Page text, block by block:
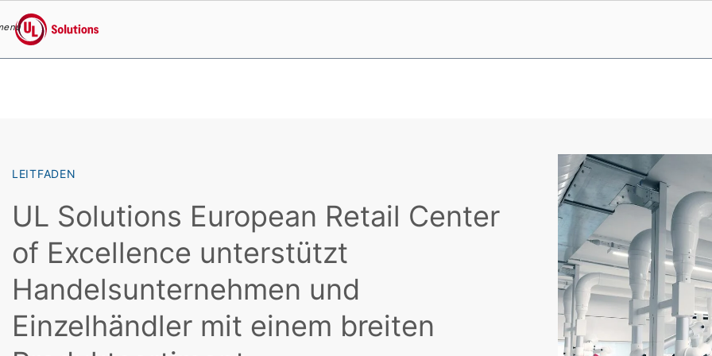
UL Solutions
LEITFADEN
UL Solutions European Retail Center
of Excellence unterstützt
Handelsunternehmen und
Einzelhändler mit einem breiten